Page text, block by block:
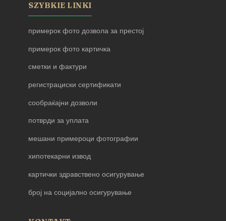
SZYBKIE LINKI
примерок фото дозвола за престој
примерок фото картичка
сметки и фактури
регистрациски сертификати
сообраќајни дозволи
потврди за уплата
мешани примероци фотографии
хипотекарни извод
картички здравствено осигурување
број на социјално осигурување